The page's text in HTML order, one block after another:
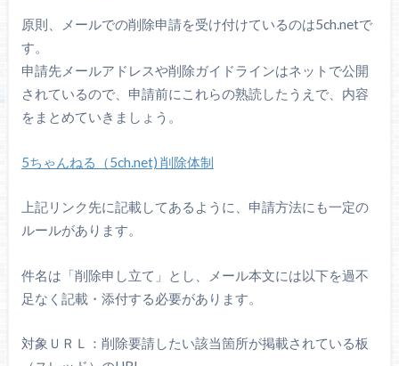
原則、メールでの削除申請を受け付けているのは5ch.netで
す。
申請先メールアドレスや削除ガイドラインはネットで公開
されているので、申請前にこれらの熟読したうえで、内容
をまとめていきましょう。
5ちゃんねる（5ch.net) 削除体制
上記リンク先に記載してあるように、申請方法にも一定の
ルールがあります。
件名は「削除申し立て」とし、メール本文には以下を過不
足なく記載・添付する必要があります。
対象ＵＲＬ：削除要請したい該当箇所が掲載されている板